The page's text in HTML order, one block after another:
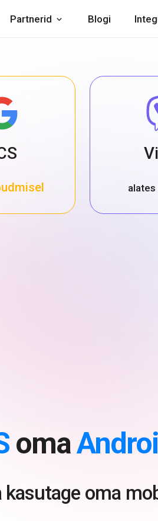
Partnerid Blogi
alates
oma
kasutage oma